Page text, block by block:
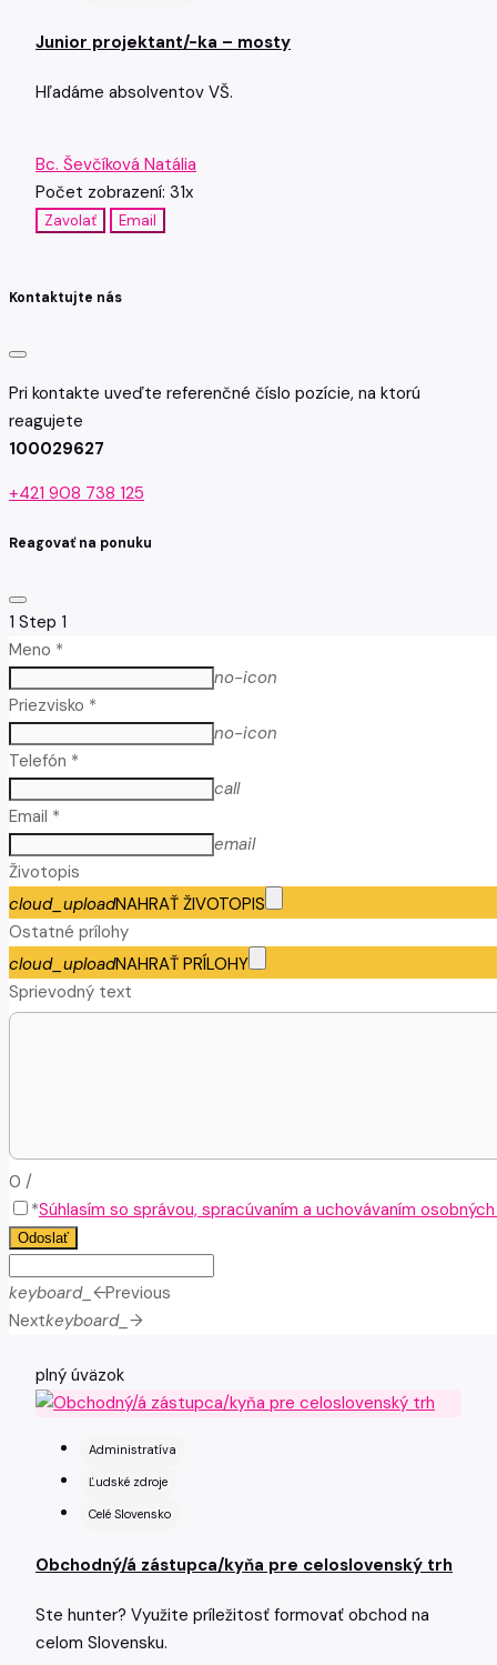
Junior projektant/-ka – mosty
Hľadáme absolventov VŠ.
Bc. Ševčíková Natália
Počet zobrazení: 31x
Zavolať Email
Kontaktujte nás
Pri kontakte uveďte referenčné číslo pozície, na ktorú
reagujete
100029627
+421 908 738 125
Reagovať na ponuku
1 Step 1
Meno *
no-icon
Priezvisko *
no-icon
Telefón *
call
Email *
email
Životopis
cloud_uploadNAHRAŤ ŽIVOTOPIS
Ostatné prílohy
cloud_uploadNAHRAŤ PRÍLOHY
Sprievodný text
0 /
*Súhlasím so správou, spracúvaním a uchovávaním
Odoslať
keyboard_arrow_leftPrevious
Nextkeyboard_arrow_right
plný úväzok
Administratíva
Ľudské zdroje
Celé Slovensko
Obchodný/á zástupca/kyňa pre celoslovenský trh
Ste hunter? Využite príležitosť formovať obchod na
celom Slovensku.